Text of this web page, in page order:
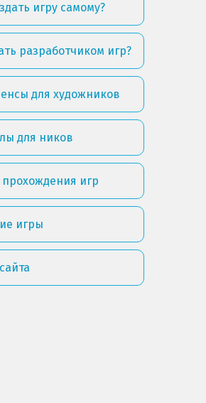
игру самому?
разработчиком игр?
для художников
для ников
игр
игры